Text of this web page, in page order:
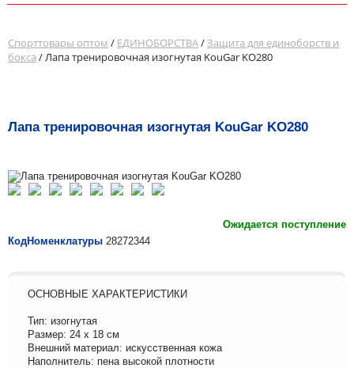
Спорттовары оптом / ЕДИНОБОРСТВА/Защита для единоборств и
бокса / Лапа тренировочная изогнутая KouGar KO280
Лапа тренировочная изогнутая KouGar KO280
Ожидается поступление
КодНоменклатуры 28272344
ОСНОВНЫЕ ХАРАКТЕРИСТИКИ
Тип: изогнутая
Размер: 24 х 18 см
Внешний материал: искусственная кожа
Наполнитель: пена высокой плотности